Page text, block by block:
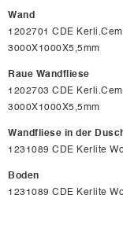
Wand
1202701 CDE
3000X1000X5,5mm
Raue Wandfliese
1202703 CDE
3000X1000X5,5mm
Wandfliese in der
1231089 CDE Kerlite
Boden
1231089 CDE Kerlite